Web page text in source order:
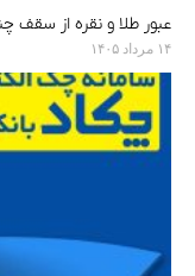
عبور طلا و نقره از سقف
۱۴ مرداد ۱۴۰۵